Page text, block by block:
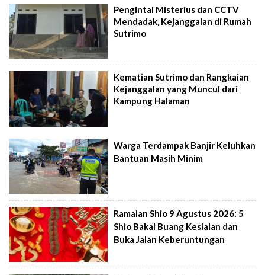
Pengintai Misterius dan CCTV
Mendadak, Kejanggalan di Rumah
Sutrimo
Kematian Sutrimo dan Rangkaian
Kejanggalan yang Muncul dari
Kampung Halaman
Warga Terdampak Banjir Keluhkan
Bantuan Masih Minim
Ramalan Shio 9 Agustus 2026: 5
Shio Bakal Buang Kesialan dan
Buka Jalan Keberuntungan